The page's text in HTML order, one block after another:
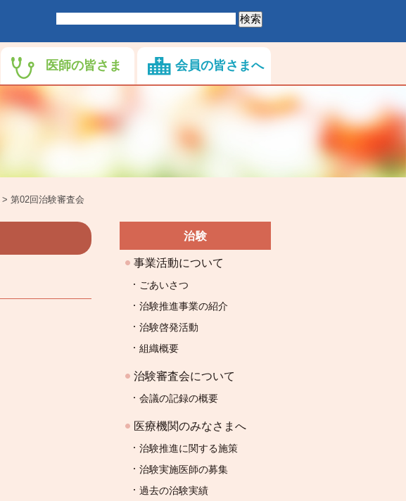
医師の皆さま 会員の皆さまへ
> 第02回治験審査会
治験
事業活動について
ごあいさつ
治験推進事業の紹介
治験啓発活動
組織概要
治験審査会について
会議の記録の概要
医療機関のみなさまへ
治験推進に関する施策
治験実施医師の募集
過去の治験実績